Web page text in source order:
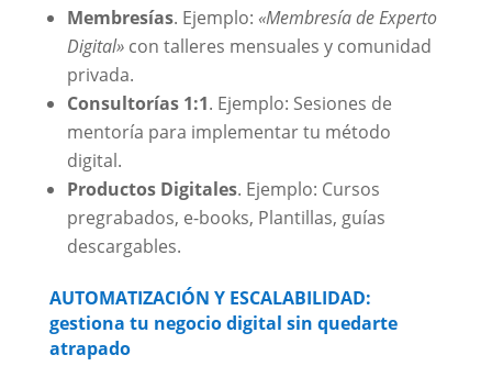
Membresías. Ejemplo: «Membresía de Experto
Digital»con talleres mensuales y comunidad
privada.
Consultorías 1:1. Ejemplo: Sesiones de
mentoría para implementar tu método
digital.
Productos Digitales. Ejemplo: Cursos
pregrabados, e-books, Plantillas, guías
descargables.
AUTOMATIZACIÓN Y ESCALABILIDAD:
gestiona tu negocio digital sin quedarte
atrapado